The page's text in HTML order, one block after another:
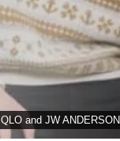
and JW ANDERSON